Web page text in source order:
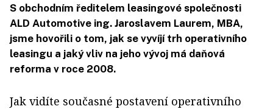
S obchodním ředitelem leasingové společnosti
ALD Automotive ing. Jaroslavem Laurem, MBA,
jsme hovořili o tom, jak se vyvíjí trh operativního
leasingu a jaký vliv na jeho vývoj má daňová
reforma v roce 2008.
Jak vidíte současné postavení operativního